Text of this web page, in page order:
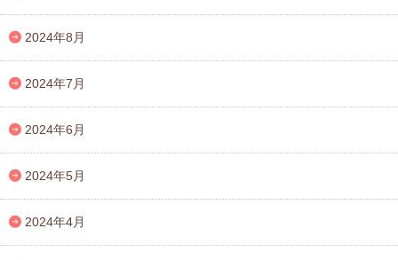
2024年8月
2024年7月
2024年6月
2024年5月
2024年4月